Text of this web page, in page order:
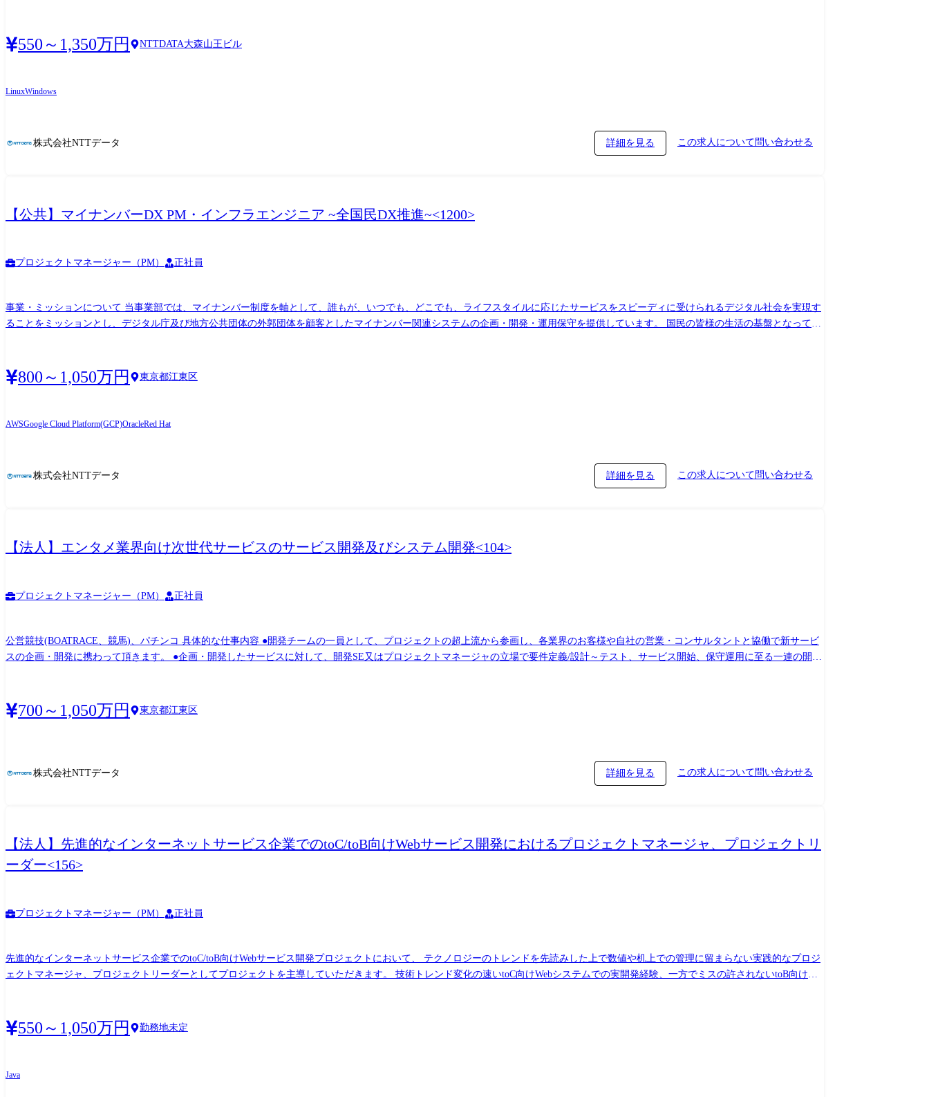
ックアップ、セキュリティ等に係る運用を実現するサブシステム群 現在は②、③の更改に向けた検討に着手しています。特に②については汎用系システムのオープン化や他業態システムと
の共通化、サービスマネジメントクラウドとの連携などにチャレンジする予定です。
550～1,350万円 NTTDATA大森山王ビル
LinuxWindows
株式会社NTTデータ 詳細を見る この求人について問い合わせる
【公共】マイナンバーDX PM・インフラエンジニア ~全国民DX推進~<1200>
プロジェクトマネージャー（PM） 正社員
事業・ミッションについて 当事業部では、マイナンバー制度を軸として、誰もが、いつでも、どこでも、ライフスタイルに応じたサービスをスピーディに受けられるデジタル社会を実現す
ることをミッションとし、デジタル庁及び地方公共団体の外郭団体を顧客としたマイナンバー関連システムの企画・開発・運用保守を提供しています。 国民の皆様の生活の基盤となってい
く、インフラエンジニアとしてクラウドもしくはオンプレミス環境におけるシステム基盤の方式検討・開発～維持運用に携わって頂きます。 (プロジェクト例) ー次世代大規模情報連携基盤
のシステム基盤開発・運用 ーマイナンバーカードの認証機能等の仕組みを活用した新たなデジタルサービスのシステム基盤検討・開発 業務の特徴 ・基盤技術者の大部屋化に取り組んでお
ラウドに関するノウハウのアセット化/アセット活用をはじめ、各工程の技術ノウハウの集約、活用を積極的に行っています。 ・環境構築自動化技術等、日々進化する技術の検証・活用を推
800～1,050万円 東京都江東区
AWSGoogle Cloud Platform(GCP)OracleRed Hat
株式会社NTTデータ 詳細を見る この求人について問い合わせる
【法人】エンタメ業界向け次世代サービスのサービス開発及びシステム開発<104>
プロジェクトマネージャー（PM） 正社員
公営競技(BOATRACE、競馬)、パチンコ 具体的な仕事内容 ●開発チームの一員として、プロジェクトの超上流から参画し、各業界のお客様や自社の営業・コンサルタントと協働で新サービ
スの企画・開発に携わって頂きます。 ●企画・開発したサービスに対して、開発SE又はプロジェクトマネージャの立場で要件定義/設計～テスト、サービス開始、保守運用に至る一連の開発
分野内のビジネスエンジニアリングサービス事業部が今回の募集組織。 エンターテイメント業界(BOATRACE、競馬、パチンコ)の市場をターゲットとし、デジタル顧客接点(投票、情報提
供)を中心に個社向け開発を推進。 今後はお客様と新たなデジタルサービスを共創する取り組みを増やしていくことでエンターテイメント業界の発展に貢献する。 上司・部下関係なく議論
700～1,050万円 東京都江東区
株式会社NTTデータ 詳細を見る この求人について問い合わせる
【法人】先進的なインターネットサービス企業でのtoC/toB向けWebサービス開発におけるプロジェクトマネージャ、プロジェクトリ
ーダー<156>
プロジェクトマネージャー（PM） 正社員
先進的なインターネットサービス企業でのtoC/toB向けWebサービス開発プロジェクトにおいて、 テクノロジーのトレンドを先読みした上で数値や机上での管理に留まらない実践的なプロジ
ェクトマネージャ、プロジェクトリーダーとしてプロジェクトを主導していただきます。 技術トレンド変化の速いtoC向けWebシステムでの実開発経験、一方でミスの許されないtoB向けシ
ロジェクト。現在、週に1回リリースするアジャイル開発でのプロジェクトやベトナム・オフショアを活用したプロジェクト、スマートフォンで動作するwebアプリ等、開発手法や規模、プ
ラットフォームが多岐に渡っており、当社得意領域である大規模プロジェクトの開発経験ではお客様に期待に沿う業務遂行が難しく、webサービス開発に精通したプロジェクトマネージャ
550～1,050万円 勤務地未定
Java